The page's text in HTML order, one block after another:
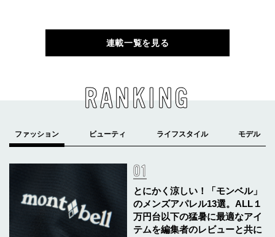
連載一覧を見る
RANKING
とにかく涼しい！「モンベル」
のメンズアパレル13選。ALL１
万円台以下の猛暑に最適なアイ
テムを編集者のレビューと共に